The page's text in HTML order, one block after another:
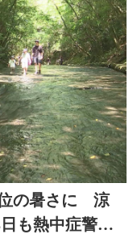
位の暑さに 涼
も熱中症警戒